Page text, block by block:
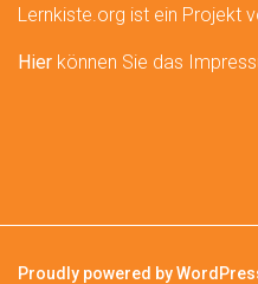
Lernkiste.org ist ein Projekt
Hier können Sie das
Proudly powered by